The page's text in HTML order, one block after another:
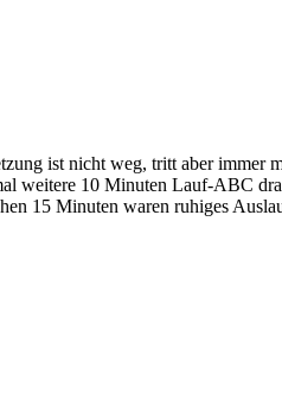
ist nicht weg, tritt aber immer
weitere 10 Minuten Lauf-ABC
15 Minuten waren ruhiges